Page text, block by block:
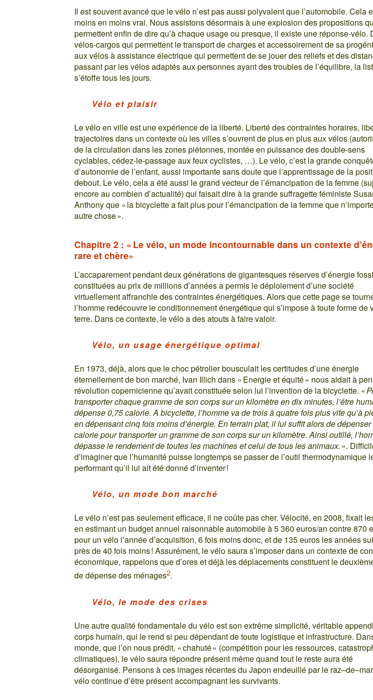
Il est souvent avancé que le vélo n’est pas aussi polyvalent que l’automobile. Cela
moins en moins vrai. Nous assistons désormais à une explosion des propositions
permettent enfin de dire qu’à chaque usage ou presque, il existe une réponse-vélo.
vélos-cargos qui permettent le transport de charges et accessoirement de sa
aux vélos à assistance électrique qui permettent de se jouer des reliefs et des
passant par les vélos adaptés aux personnes ayant des troubles de l’équilibre, la
s’étoffe tous les jours.
Vélo et plaisir
Le vélo en ville est une expérience de la liberté. Liberté des contraintes horaires,
trajectoires dans un contexte où les villes s’ouvrent de plus en plus aux vélos
de la circulation dans les zones piétonnes, montée en puissance des double-sens
cyclables, cédez-le-passage aux feux cyclistes, …). Le vélo, c’est la grande
d’autonomie de l’enfant, aussi importante sans doute que l’apprentissage de la
debout. Le vélo, cela a été aussi le grand vecteur de l’émancipation de la femme
encore au combien d’actualité) qui faisait dire à la grande suffragette féministe
Anthony que « la bicyclette a fait plus pour l’émancipation de la femme que
autre chose ».
Chapitre 2 : « Le vélo, un mode incontournable dans un contexte
rare et chère»
L’accaparement pendant deux générations de gigantesques réserves d’énergie
constituées au prix de millions d’années a permis le déploiement d’une société
virtuellement affranchie des contraintes énergétiques. Alors que cette page se
l’homme redécouvre le conditionnement énergétique qui s’impose à toute forme de
terre. Dans ce contexte, le vélo a des atouts à faire valoir.
Vélo, un usage énergétique optimal
En 1973, déjà, alors que le choc pétrolier bousculait les certitudes d’une énergie
éternellement de bon marché, Ivan Illich dans « Energie et équité » nous aidait à
révolution copernicienne qu’avait constituée selon lui l’invention de la bicyclette. «
transporter chaque gramme de son corps sur un kilomètre en dix minutes, l’être
dépense 0,75 calorie. A bicyclette, l’homme va de trois à quatre fois plus vite qu’à
en dépensant cinq fois moins d’énergie. En terrain plat, il lui suffit alors de
calorie pour transporter un gramme de son corps sur un kilomètre. Ainsi outillé,
dépasse le rendement de toutes les machines et celui de tous les animaux.».
d’imaginer que l’humanité puisse longtemps se passer de l’outil thermodynamique
performant qu’il lui ait été donné d’inventer !
Vélo, un mode bon marché
Le vélo n’est pas seulement efficace, il ne coûte pas cher. Vélocité, en 2008, fixait
en estimant un budget annuel raisonnable automobile à 5 360 euros/an contre 870
pour un vélo l’année d’acquisition, 6 fois moins donc, et de 135 euros les années
près de 40 fois moins ! Assurément, le vélo saura s’imposer dans un contexte de
économique, rappelons que d’ores et déjà les déplacements constituent le
de dépense des ménages2.
Vélo, le mode des crises
Une autre qualité fondamentale du vélo est son extrême simplicité, véritable
corps humain, qui le rend si peu dépendant de toute logistique et infrastructure.
monde, que l’on nous prédit, « chahuté » (compétition pour les ressources,
climatiques), le vélo saura répondre présent même quand tout le reste aura été
désorganisé. Pensons à ces images récentes du Japon endeuillé par le
vélo continue d’être présent accompagnant les survivants.